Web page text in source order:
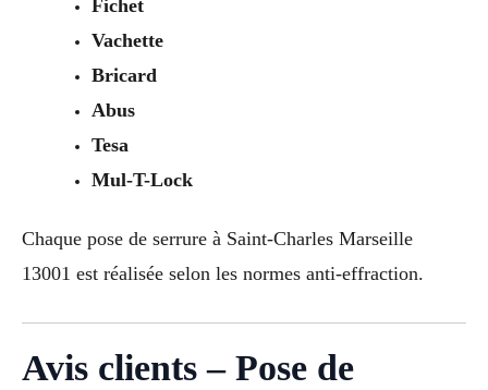
Fichet
Vachette
Bricard
Abus
Tesa
Mul-T-Lock
Chaque pose de serrure à Saint-Charles Marseille
13001 est réalisée selon les normes anti-effraction.
Avis clients – Pose de